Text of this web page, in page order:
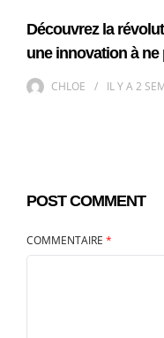
Découvrez la
une innovation à ne
CHLOE IL Y A2
POST COMMENT
COMMENTAIRE *